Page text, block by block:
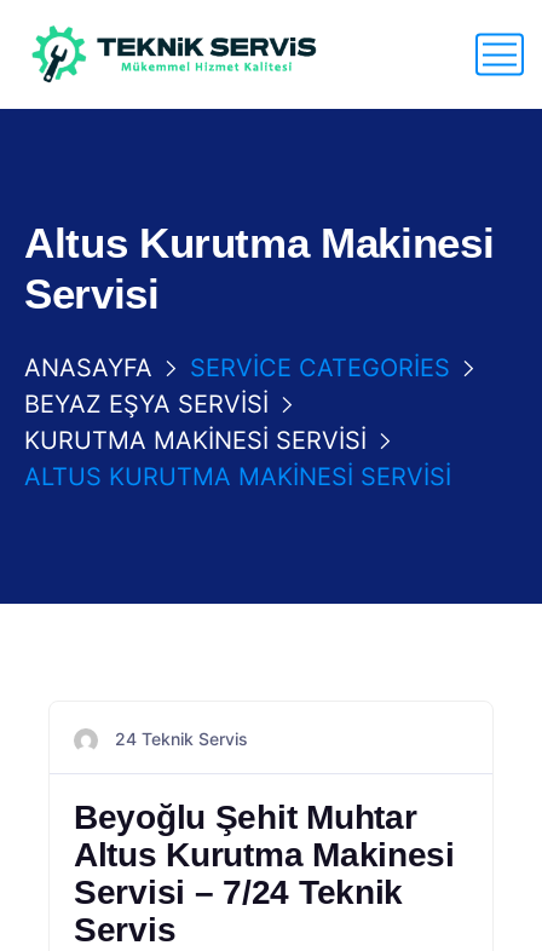
Altus Kurutma Makinesi
Servisi
ANASAYFA
SERVICE CATEGORIES
BEYAZ EŞYA SERVISI
KURUTMA MAKINESI SERVISI
ALTUS KURUTMA MAKINESI SERVISI
24 Teknik Servis
Beyoğlu Şehit Muhtar
Altus Kurutma Makinesi
Servisi – 7/24 Teknik
Servis